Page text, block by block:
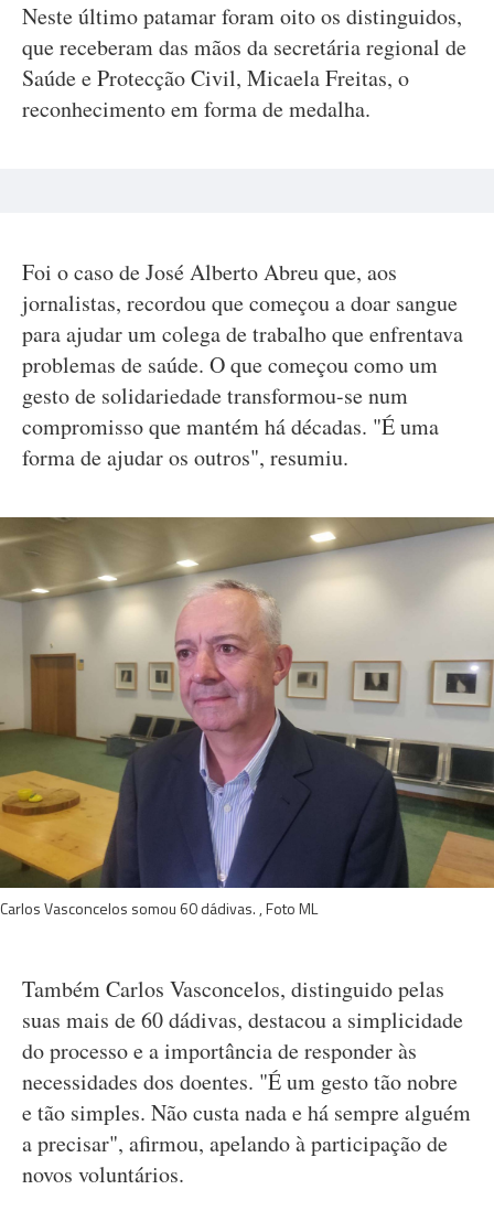
Neste último patamar foram oito os distinguidos,
que receberam das mãos da secretária regional de
Saúde e Protecção Civil, Micaela Freitas, o
reconhecimento em forma de medalha.
Foi o caso de José Alberto Abreu que, aos
jornalistas, recordou que começou a doar sangue
para ajudar um colega de trabalho que enfrentava
problemas de saúde. O que começou como um
gesto de solidariedade transformou-se num
compromisso que mantém há décadas. "É uma
forma de ajudar os outros", resumiu.
Carlos Vasconcelos somou 60 dádivas. , Foto ML
Também Carlos Vasconcelos, distinguido pelas
suas mais de 60 dádivas, destacou a simplicidade
do processo e a importância de responder às
necessidades dos doentes. "É um gesto tão nobre
e tão simples. Não custa nada e há sempre alguém
a precisar", afirmou, apelando à participação de
novos voluntários.